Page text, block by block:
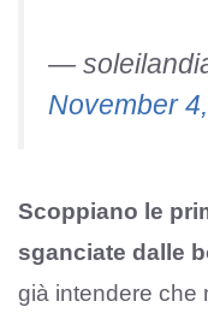
—
November
Scoppiano le
sganciate dalle
già intendere che